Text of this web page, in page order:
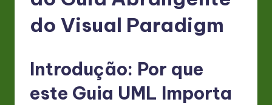
do Visual Paradigm
Introdução: Por que
este Guia UML Importa